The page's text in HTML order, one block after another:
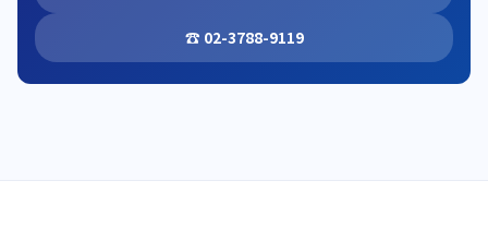
☎ 02-3788-9119